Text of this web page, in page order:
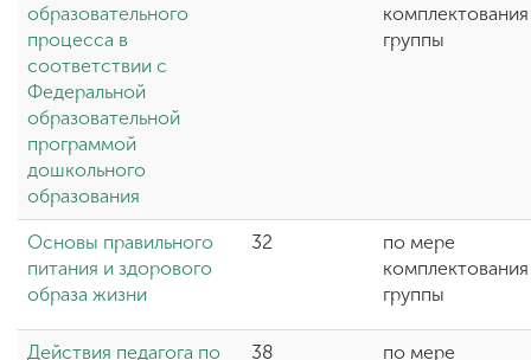
образовательного
процесса в
соответствии с
Федеральной
образовательной
программой
дошкольного
образования
комплектования
группы
Основы правильного
питания и здорового
образа жизни
32
по мере
комплектования
группы
Действия педагога по
38
по мере